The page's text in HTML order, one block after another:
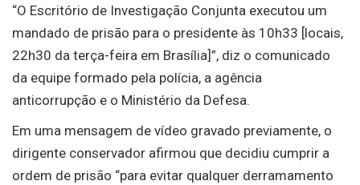
“O Escritório de Investigação Conjunta executou um
mandado de prisão para o presidente às 10h33 [locais,
22h30 da terça-feira em Brasília]”, diz o comunicado
da equipe formado pela polícia, a agência
anticorrupção e o Ministério da Defesa.
Em uma mensagem de vídeo gravado previamente, o
dirigente conservador afirmou que decidiu cumprir a
ordem de prisão “para evitar qualquer derramamento